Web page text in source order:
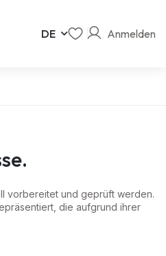
DE Anmelden
vorbereitet und geprüft werden.
die aufgrund ihrer